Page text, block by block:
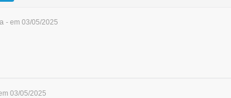
- em 03/05/2025
03/05/2025